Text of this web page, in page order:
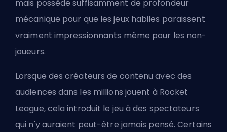
mais possède suffisamment de profondeur
mécanique pour que les jeux habiles paraissent
vraiment impressionnants même pour les non-
joueurs.
Lorsque des créateurs de contenu avec des
audiences dans les millions jouent à Rocket
League, cela introduit le jeu à des spectateurs
qui n'y auraient peut-être jamais pensé. Certains